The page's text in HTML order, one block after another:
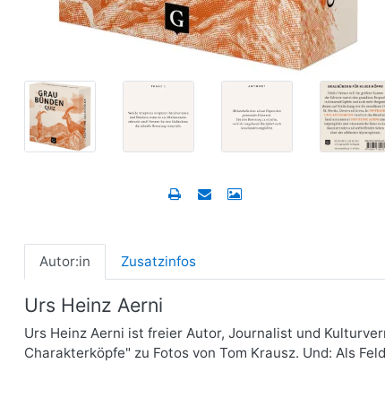
Autor:in Zusatzinfos
Urs Heinz Aerni
Urs Heinz Aerni ist freier Autor, Journalist und
Charakterköpfe" zu Fotos von Tom Krausz. Und: Als